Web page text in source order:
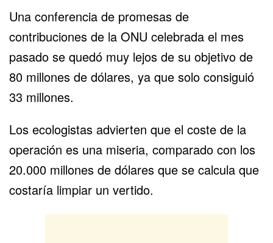
Una conferencia de promesas de
contribuciones de la ONU celebrada el mes
pasado se quedó muy lejos de su objetivo de
80 millones de dólares, ya que solo consiguió
33 millones.
Los ecologistas advierten que el coste de la
operación es una miseria, comparado con los
20.000 millones de dólares que se calcula que
costaría limpiar un vertido.